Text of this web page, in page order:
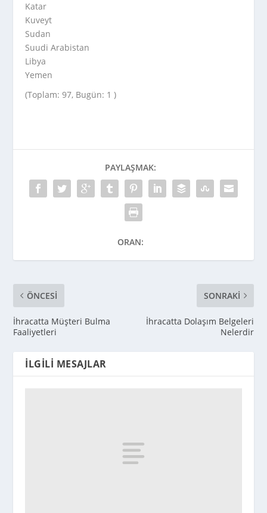
Katar
Kuveyt
Sudan
Suudi Arabistan
Libya
Yemen
(Toplam: 97, Bugün: 1 )
PAYLAŞMAK:
ORAN:
ÖNCESI
İhracatta Müşteri Bulma
Faaliyetleri
SONRAKI
İhracatta Dolaşım Belgeleri
Nelerdir
İLGILI MESAJLAR